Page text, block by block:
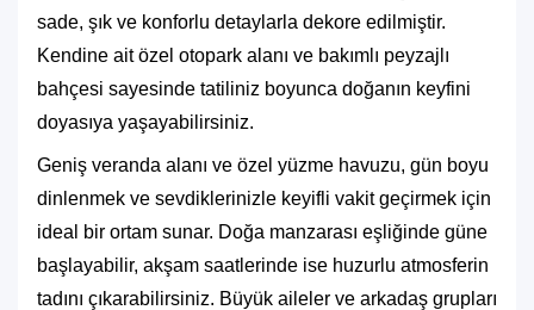
sade, şık ve konforlu detaylarla dekore edilmiştir.
Kendine ait özel otopark alanı ve bakımlı peyzajlı
bahçesi sayesinde tatiliniz boyunca doğanın keyfini
doyasıya yaşayabilirsiniz.
Geniş veranda alanı ve özel yüzme havuzu, gün boyu
dinlenmek ve sevdiklerinizle keyifli vakit geçirmek için
ideal bir ortam sunar. Doğa manzarası eşliğinde güne
başlayabilir, akşam saatlerinde ise huzurlu atmosferin
tadını çıkarabilirsiniz. Büyük aileler ve arkadaş grupları